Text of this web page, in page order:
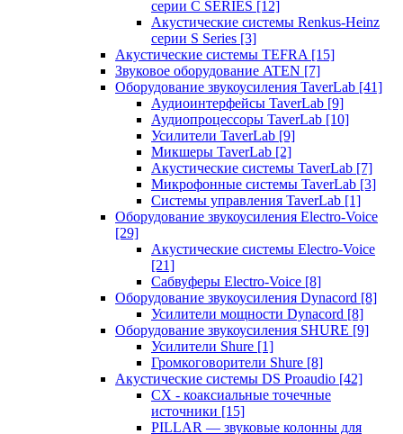
серии C SERIES [12]
Акустические системы Renkus-Heinz
серии S Series [3]
Акустические системы TEFRA [15]
Звуковое оборудование ATEN [7]
Оборудование звукоусиления TaverLab [41]
Аудиоинтерфейсы TaverLab [9]
Аудиопроцессоры TaverLab [10]
Усилители TaverLab [9]
Микшеры TaverLab [2]
Акустические системы TaverLab [7]
Микрофонные системы TaverLab [3]
Системы управления TaverLab [1]
Оборудование звукоусиления Electro-Voice
[29]
Акустические системы Electro-Voice
[21]
Сабвуферы Electro-Voice [8]
Оборудование звукоусиления Dynacord [8]
Усилители мощности Dynacord [8]
Оборудование звукоусиления SHURE [9]
Усилители Shure [1]
Громкоговорители Shure [8]
Акустические системы DS Proaudio [42]
CX - коаксиальные точечные
источники [15]
PILLAR — звуковые колонны для